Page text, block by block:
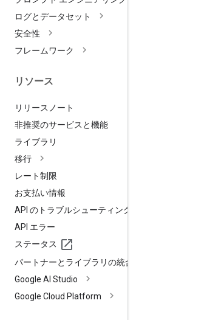
ログとデータセット
安全性
フレームワーク
リソース
リリースノート
非推奨のサービスと機能
ライブラリ
移行
レート制限
お支払い情報
API のトラブルシューティング
API エラー
ステータス
パートナーとライブラリの統合
Google AI Studio
Google Cloud Platform